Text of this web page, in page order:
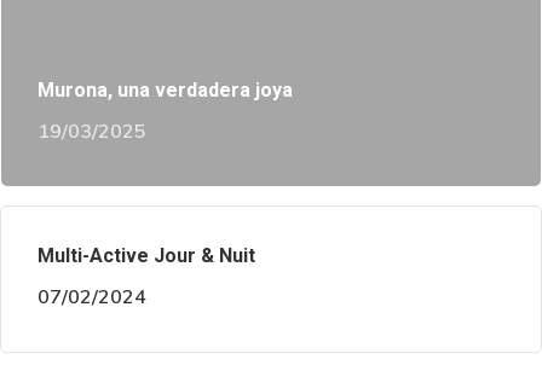
Murona, una verdadera joya
19/03/2025
Multi-Active Jour & Nuit
07/02/2024